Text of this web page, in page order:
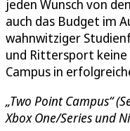
jeden Wunsch von
auch das Budget im
wahnwitziger
und Rittersport keine
Campus in
„Two Point Campus“
Xbox One/Series und